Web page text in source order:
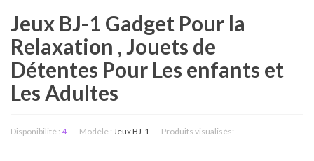
Jeux BJ-1 Gadget Pour la
Relaxation , Jouets de
Détentes Pour Les enfants et
Les Adultes
Disponibilité : 4 Modèle : Jeux BJ-1 Produits visualisés: